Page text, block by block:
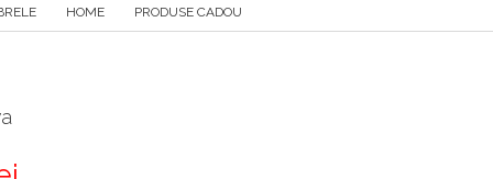
HOME PRODUSE CADOU